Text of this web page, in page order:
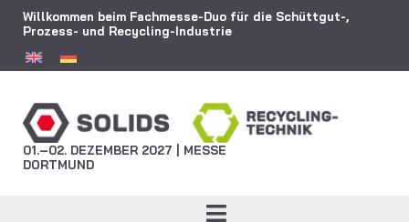
Willkommen beim Fachmesse-Duo für die Schüttgut-,
Prozess- und Recycling-Industrie
01.–02. DEZEMBER 2027 | MESSE
DORTMUND